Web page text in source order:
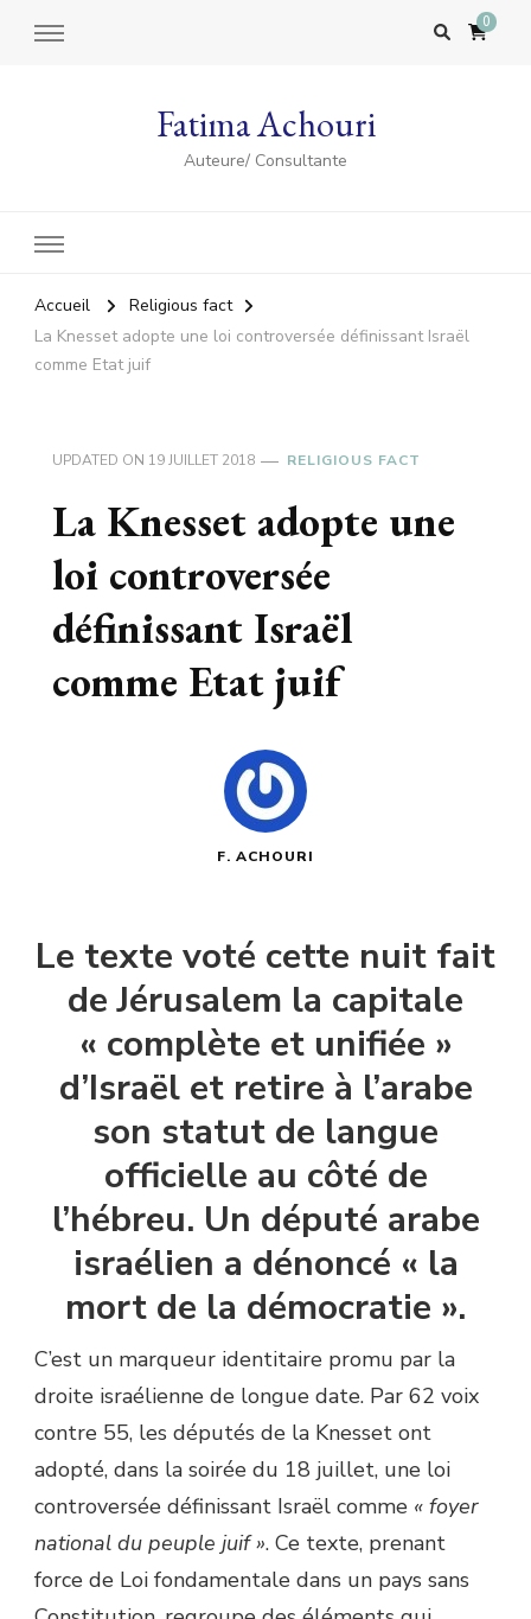
0
Fatima Achouri
Auteure/ Consultante
Accueil
Religious fact
La Knesset adopte une loi controversée définissant Israël
comme Etat juif
UPDATED ON 19 JUILLET 2018 RELIGIOUS FACT
La Knesset adopte une
loi controversée
définissant Israël
comme Etat juif
F. ACHOURI
Le texte voté cette nuit fait
de Jérusalem la capitale
« complète et unifiée »
d’Israël et retire à l’arabe
son statut de langue
officielle au côté de
l’hébreu. Un député arabe
israélien a dénoncé « la
mort de la démocratie ».
C’est un marqueur identitaire promu par la
droite israélienne de longue date. Par 62 voix
contre 55, les députés de la Knesset ont
adopté, dans la soirée du 18 juillet, une loi
controversée définissant Israël comme « foyer
national du peuple juif ». Ce texte, prenant
force de Loi fondamentale dans un pays sans